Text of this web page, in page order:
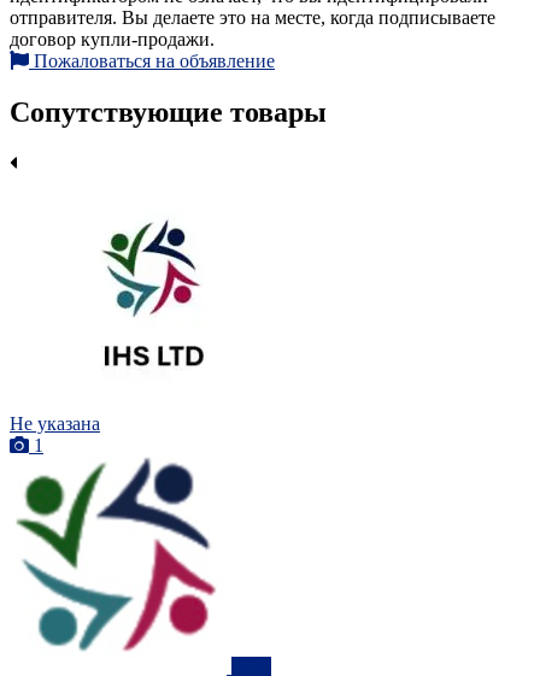
отправителя. Вы делаете это на месте, когда подписываете
договор купли-продажи.
Пожаловаться на объявление
Сопутствующие товары
Не указана
1